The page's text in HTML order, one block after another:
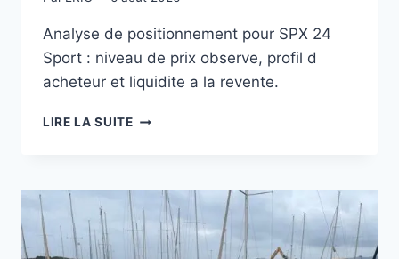
Analyse de positionnement pour SPX 24
Sport : niveau de prix observe, profil d
acheteur et liquidite a la revente.
LIRE LA SUITESPX
:
CE
QUE
DIT